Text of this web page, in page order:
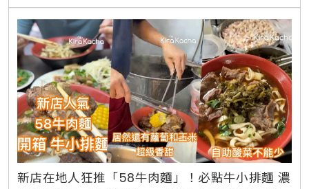
新店在地人狂推「58牛肉麵」！必點牛小排麵 濃